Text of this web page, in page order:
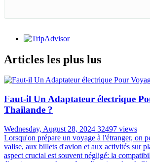
Articles les plus lus
Faut-il Un Adaptateur électrique
Thaïlande ?
Wednesday, August 28, 2024 32497 views
Lorsqu'on prépare un voyage à l'étranger, on
valise, aux billets d'avion et aux activités sur
aspect crucial est souvent négligé: la